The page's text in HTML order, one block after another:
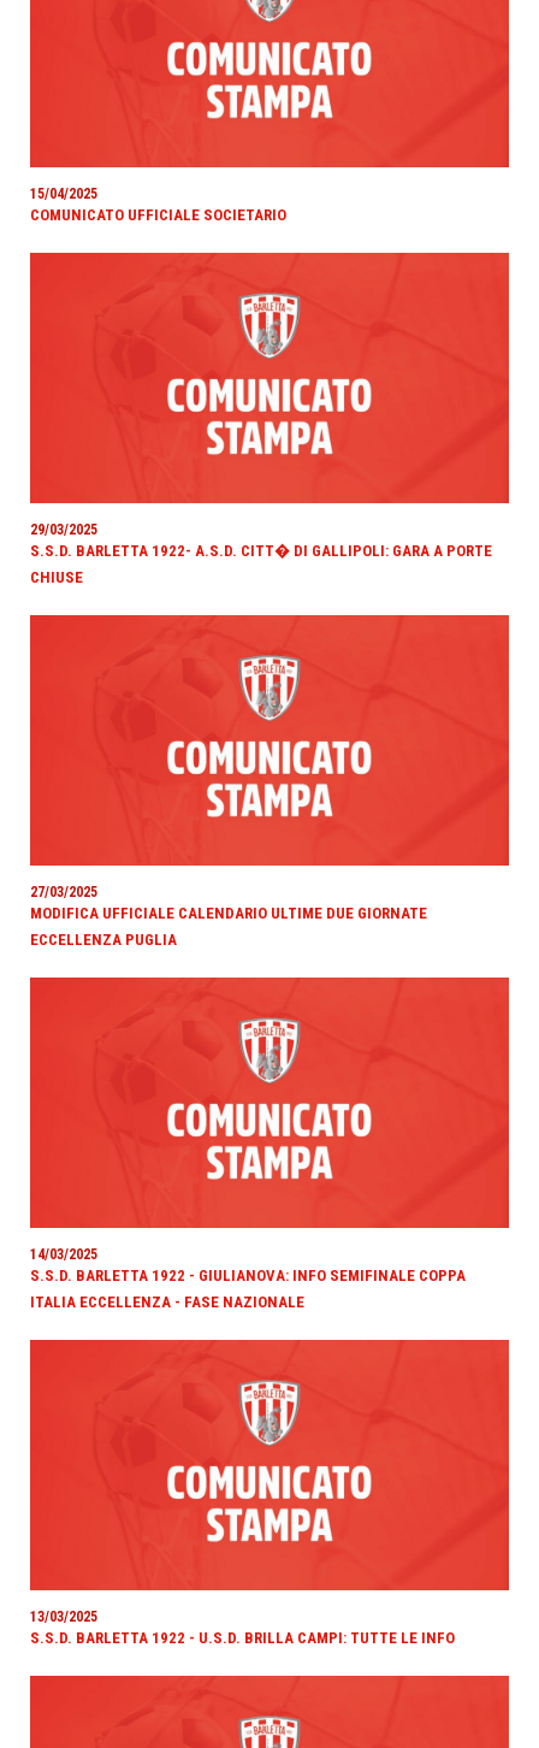
15/04/2025
COMUNICATO UFFICIALE SOCIETARIO
29/03/2025
S.S.D. BARLETTA 1922- A.S.D. CITT� DI GALLIPOLI: GARA A PORTE
CHIUSE
27/03/2025
MODIFICA UFFICIALE CALENDARIO ULTIME DUE GIORNATE
ECCELLENZA PUGLIA
14/03/2025
S.S.D. BARLETTA 1922 - GIULIANOVA: INFO SEMIFINALE COPPA
ITALIA ECCELLENZA - FASE NAZIONALE
13/03/2025
S.S.D. BARLETTA 1922 - U.S.D. BRILLA CAMPI: TUTTE LE INFO